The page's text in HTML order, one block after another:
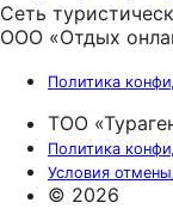
Сеть
ООО «Отдых
Политика
ТОО
Политика
Условия
© 2026